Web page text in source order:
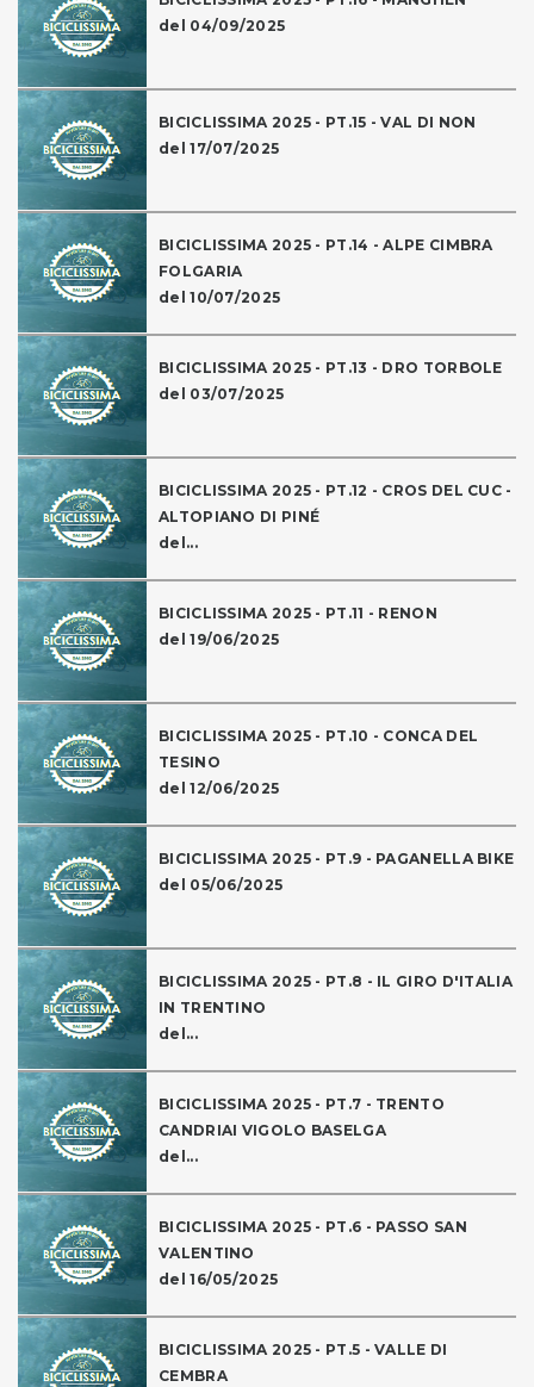
del 04/09/2025
BICICLISSIMA 2025 - PT.15 - VAL DI NON
del 17/07/2025
BICICLISSIMA 2025 - PT.14 - ALPE CIMBRA
FOLGARIA
del 10/07/2025
BICICLISSIMA 2025 - PT.13 - DRO TORBOLE
del 03/07/2025
BICICLISSIMA 2025 - PT.12 - CROS DEL CUC -
ALTOPIANO DI PINÉ
del...
BICICLISSIMA 2025 - PT.11 - RENON
del 19/06/2025
BICICLISSIMA 2025 - PT.10 - CONCA DEL
TESINO
del 12/06/2025
BICICLISSIMA 2025 - PT.9 - PAGANELLA BIKE
del 05/06/2025
BICICLISSIMA 2025 - PT.8 - IL GIRO D'ITALIA
IN TRENTINO
del...
BICICLISSIMA 2025 - PT.7 - TRENTO
CANDRIAI VIGOLO BASELGA
del...
BICICLISSIMA 2025 - PT.6 - PASSO SAN
VALENTINO
del 16/05/2025
BICICLISSIMA 2025 - PT.5 - VALLE DI
CEMBRA